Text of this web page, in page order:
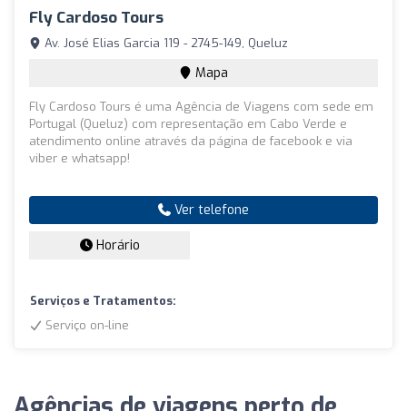
Fly Cardoso Tours
Av. José Elias Garcia 119 - 2745-149, Queluz
Mapa
Fly Cardoso Tours é uma Agência de Viagens com sede em
Portugal (Queluz) com representação em Cabo Verde e
atendimento online através da página de facebook e via
viber e whatsapp!
Ver telefone
Horário
Serviços e Tratamentos:
Serviço on-line